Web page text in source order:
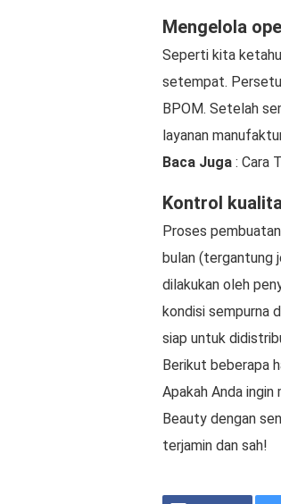
Mengelola
Seperti kita
setempat.
BPOM. Setelah
layanan
Baca Juga : Cara
Kontrol
Proses
bulan (tergantung
dilakukan oleh
kondisi sempurna
siap untuk
Berikut beberapa
Apakah Anda
Beauty dengan
terjamin dan sah!